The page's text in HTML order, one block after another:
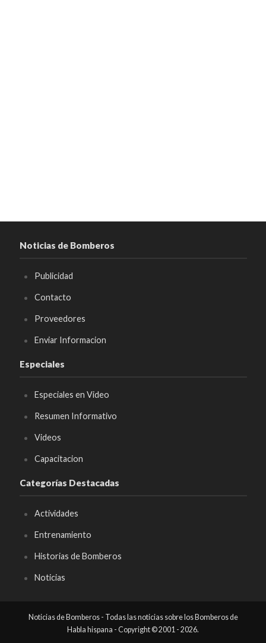
Noticias de Bomberos
Publicidad
Contacto
Proveedores
Enviar Informacion
Especiales
Especiales en Video
Resumen Informativo
Videos
Capacitacion
Categorías Destacadas
Actividades
Entrenamiento
Historias de Bomberos
Noticias
Noticias de Bomberos - Todas las noticias sobre los Bomberos de
Habla hispana - Copyright © 2001 - 2026.